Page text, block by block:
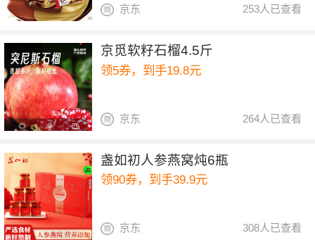
253人已查看
京东
京觅软籽石榴4.5斤
领5券，到手19.8元
264人已查看
京东
盏如初人参燕窝炖6瓶
领90券，到手39.9元
308人已查看
京东